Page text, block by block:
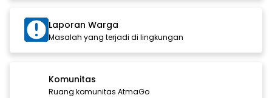
Laporan Warga
Masalah yang terjadi di lingkungan
Komunitas
Ruang komunitas AtmaGo